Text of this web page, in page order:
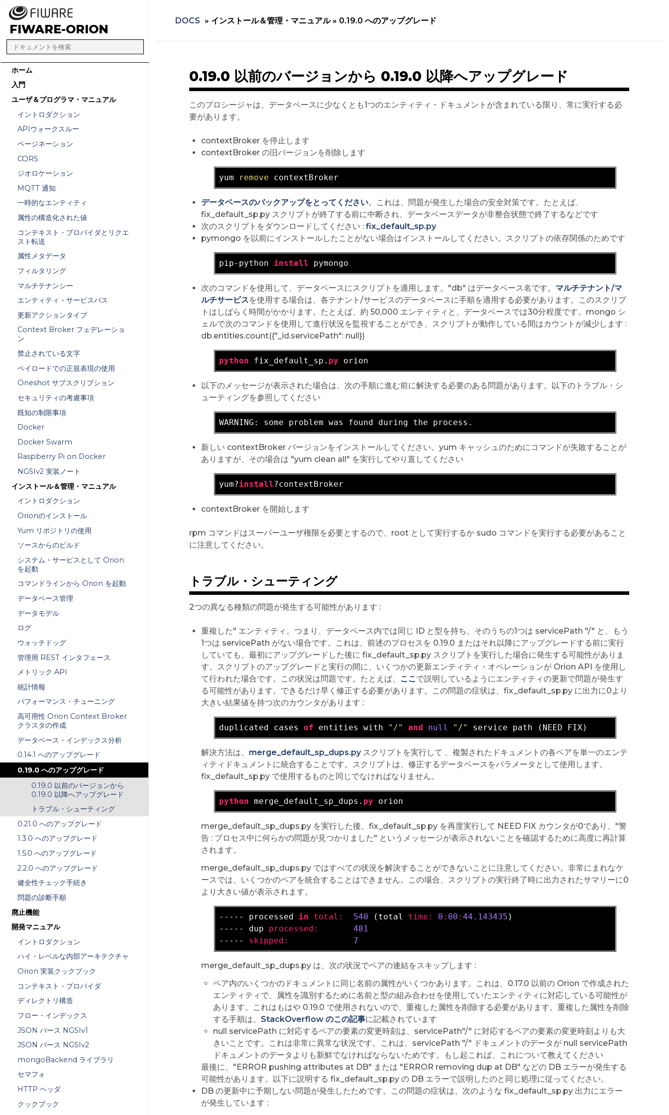
FIWARE-ORION
ホーム
入門
ユーザ＆プログラマ・マニュアル
イントロダクション
APIウォークスルー
ページネーション
CORS
ジオロケーション
MQTT 通知
一時的なエンティティ
属性の構造化された値
コンテキスト・プロバイダとリクエ
スト転送
属性メタデータ
フィルタリング
マルチテナンシー
エンティティ・サービスパス
更新アクションタイプ
Context Broker フェデレーショ
ン
禁止されている文字
ペイロードでの正規表現の使用
Oneshot サブスクリプション
セキュリティの考慮事項
既知の制限事項
Docker
Docker Swarm
Raspberry Pi on Docker
NGSIv2 実装ノート
インストール＆管理・マニュアル
イントロダクション
Orionのインストール
Yum リポジトリの使用
ソースからのビルド
システム・サービスとして Orion
を起動
コマンドラインから Orion を起動
データベース管理
データモデル
ログ
ウォッチドッグ
管理用 REST インタフェース
メトリック API
統計情報
パフォーマンス・チューニング
高可用性 Orion Context Broker
クラスタの作成
データベース・インデックス分析
0.14.1 へのアップグレード
0.19.0 へのアップグレード
0.19.0 以前のバージョンから
0.19.0 以降へアップグレード
トラブル・シューティング
0.21.0 へのアップグレード
1.3.0 へのアップグレード
1.5.0 へのアップグレード
2.2.0 へのアップグレード
健全性チェック手続き
問題の診断手順
廃止機能
開発マニュアル
イントロダクション
ハイ・レベルな内部アーキテクチャ
Orion 実装クックブック
コンテキスト・プロバイダ
ディレクトリ構造
フロー・インデックス
JSON パース NGSIv1
JSON パース NGSIv2
mongoBackend ライブラリ
セマフォ
HTTP ヘッダ
クックブック
DOCS » インストール＆管理・マニュアル » 0.19.0 へのアップグレード
0.19.0 以前のバージョンから 0.19.0 以降へアップグレード
このプロシージャは、データベースに少なくとも1つのエンティティ・ドキュメントが含まれている限り、常に実行する必
要があります。
contextBroker を停止します
contextBroker の旧バージョンを削除します
yum remove
データベースのバックアップをとってください。これは、問題が発生した場合の安全対策です。たとえば、
fix_default_sp.py スクリプトが終了する前に中断され、データベースデータが非整合状態で終了するなどです
次のスクリプトをダウンロードしてください : fix_default_sp.py
pymongo を以前にインストールしたことがない場合はインストールしてください。スクリプトの依存関係のためです
pip-python install
次のコマンドを使用して、データベースにスクリプトを適用します。"db" はデータベース名です。 マルチテナント/マ
ルチサービスを使用する場合は、各テナント/サービスのデータベースに手順を適用する必要があります。このスクリプ
トはしばらく時間がかかります。たとえば、約 50,000 エンティティと、データベースでは30分程度です。mongo シ
ェルで次のコマンドを使用して進行状況を監視することができ、スクリプトが動作している間はカウントが減少します :
db.entities.count({"_id.servicePath": null})
python fix_default_sp. py
以下のメッセージが表示された場合は、次の手順に進む前に解決する必要のある問題があります。以下のトラブル・シ
ューティングを参照してください
WARNING:
新しい contextBroker バージョンをインストールしてください。yum キャッシュのためにコマンドが失敗することが
ありますが、その場合は "yum clean all" を実行してやり直してください
yum?install
contextBroker を開始します
rpm コマンドはスーパーユーザ権限を必要とするので、root として実行するか sudo コマンドを実行する必要があること
に注意してください。
トラブル・シューティング
2つの異なる種類の問題が発生する可能性があります :
重複した" エンティティ。つまり、データベース内では同じ ID と型を持ち、そのうちの1つは servicePath "/" と、もう
1つは servicePath がない場合です。これは、前述のプロセスを 0.19.0 またはそれ以降にアップグレードする前に実行
していても、最初にアップグレードした後に fix_default_sp.py スクリプトを実行した場合に発生する可能性がありま
す。スクリプトのアップグレードと実行の間に、いくつかの更新エンティティ・オペレーションが Orion API を使用し
て行われた場合です。この状況は問題です。たとえば、
ここで説明しているようにエンティティの更新で問題が発生す
る可能性があります。できるだけ早く修正する必要があります。この問題の症状は、fix_default_sp.py に出力に0より
大きい結果値を持つ次のカウンタがあります :
duplicated cases of entities with "/" and null "/"
解決方法は、 merge_default_sp_dups.pyスクリプトを実行して 、複製されたドキュメントの各ペアを単一のエンテ
ィティドキュメントに統合することです。スクリプトは、修正するデータベースをパラメータとして使用します。
fix_default_sp.py で使用するものと同じでなければなりません。
python merge_default_sp_dups. py
merge_default_sp_dups.py を実行した後、fix_default_sp.py を再度実行して NEED FIX カウンタが0であり、"警
告 : プロセス中に何らかの問題が見つかりました" というメッセージが表示されないことを確認するために高度に再計算
されます。
merge_default_sp_dups.py ではすべての状況を解決することができないことに注意してください。非常にまれなケ
ースでは、いくつかのペアを統合することはできません。この場合、スクリプトの実行終了時に出力されたサマリーに0
より大きい値が表示されます。
- ---- processed in total: 540 (total time: 0 : 00 : 44.143435
- ---- dup processed:
481
- ---- skipped: 7
merge_default_sp_dups.py は、次の状況でペアの連結をスキップします :
ペア内のいくつかのドキュメントに同じ名前の属性がいくつかあります。これは、0.17.0 以前の Orion で作成された
エンティティで、属性を識別するために名前と型の組み合わせを使用していたエンティティに対応している可能性が
あります。これはもはや 0.19.0 で使用されないので、重複した属性を削除する必要があります。重複した属性を削除
する手順は、 StackOverflow のこの記事に記載されています
null servicePath に対応するペアの要素の変更時刻は、servicePath"/" に対応するペアの要素の変更時刻よりも大
きいことです。これは非常に異常な状況です。これは、servicePath "/" ドキュメントのデータが null servicePath
ドキュメントのデータよりも新鮮でなければならないためです。もし起これば、これについて教えてください
最後に、"ERROR pushing attributes at DB" または "ERROR removing dup at DB" などの DB エラーが発生する
可能性があります。以下に説明する fix_default_sp.py の DB エラーで説明したのと同じ処理に従ってください。
DB の更新中に予期しない問題が発生したためです。この問題の症状は、次のような fix_default_sp.py 出力にエラー
が発生しています :